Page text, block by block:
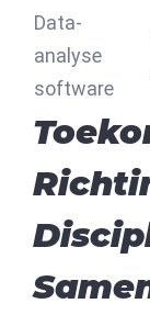
Data-
analyse
software